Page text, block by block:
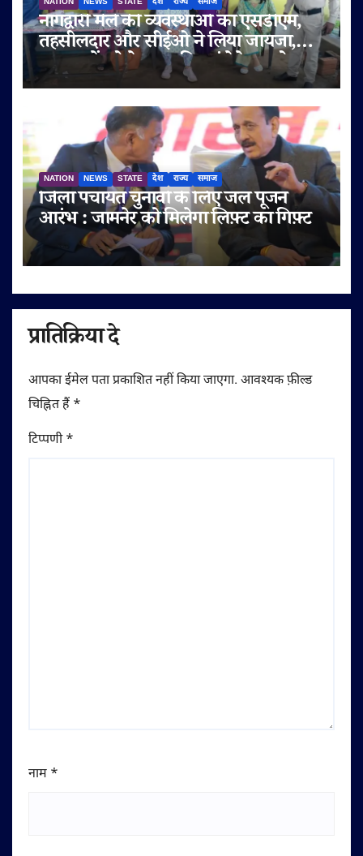
नागद्वारी मेले की व्यवस्थाओं का एसडीएम,
तहसीलदार और सीईओ ने लिया जायजा,
श्रद्धालुओं को बेहतर सुविधाएं देने पर जोर
NATION NEWS STATE देश राज्य समाज
जिला पंचायत चुनावों के लिए जल पूजन
आरंभ : जामनेर को मिलेगा लिफ़्ट का गिफ़्ट
प्रातिक्रिया दे
आपका ईमेल पता प्रकाशित नहीं किया जाएगा. आवश्यक फ़ील्ड
चिह्नित हैं *
टिप्पणी*
नाम *